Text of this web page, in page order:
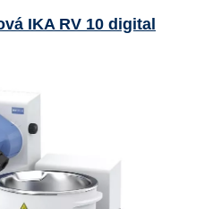
IKA RV 10 digital